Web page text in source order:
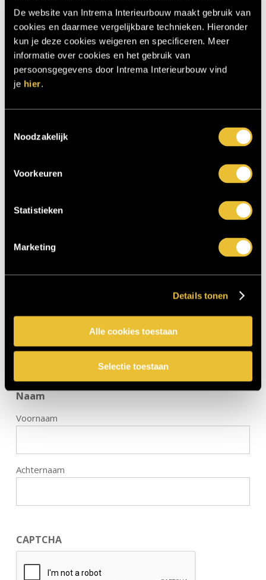
De website van Intrema Interieurbouw maakt gebruik van
cookies en daarmee vergelijkbare technieken. Hieronder
kun je deze cookies weigeren en specificeren. Meer
informatie over cookies en het gebruik van
persoonsgegevens door Intrema Interieurbouw vind
je hier.
Noodzakelijk
Voorkeuren
Statistieken
Marketing
Details tonen
Alle cookies toestaan
Selectie toestaan
Circulariteit
Circulariteit werken we tijdens de definitieve ontwerpfase uit.
Bekeken wordt of we geen of zo min mogelijk sloop en
nieuwbouw kunnen implementeren, maar juist renovatie,
herbestemming of transformatie van een gebouw kunnen
realiseren.
Ben je benieuwd wat wij als interieurbouwer voor jouw
project kunnen betekenen? Neem vrijblijvend contact met
MAAK EEN AFSPRAAK
Schrijf je in voor de nieuwsbrief
Naam
Voornaam
Achternaam
CAPTCHA